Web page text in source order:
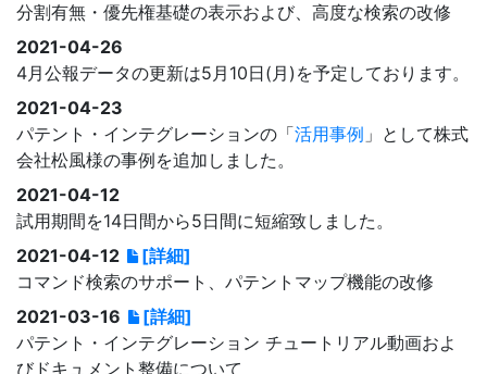
分割有無・優先権基礎の表示および、高度な検索の改修
2021-04-26
4月公報データの更新は5月10日(月)を予定しております。
2021-04-23
パテント・インテグレーションの「活用事例 」として株式
会社松風様の事例を追加しました。
2021-04-12
試用期間を14日間から5日間に短縮致しました。
2021-04-12
[詳細]
コマンド検索のサポート、パテントマップ機能の改修
2021-03-16
[詳細]
パテント・インテグレーション チュートリアル動画およ
びドキュメント整備について